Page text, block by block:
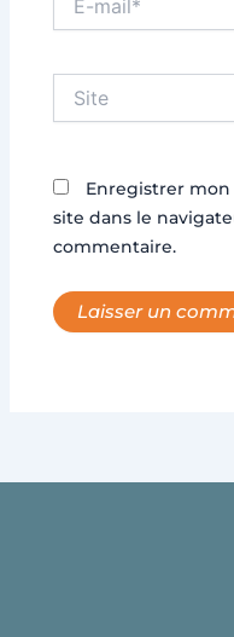
mail*
Enregistrer
site dans le
commentaire.